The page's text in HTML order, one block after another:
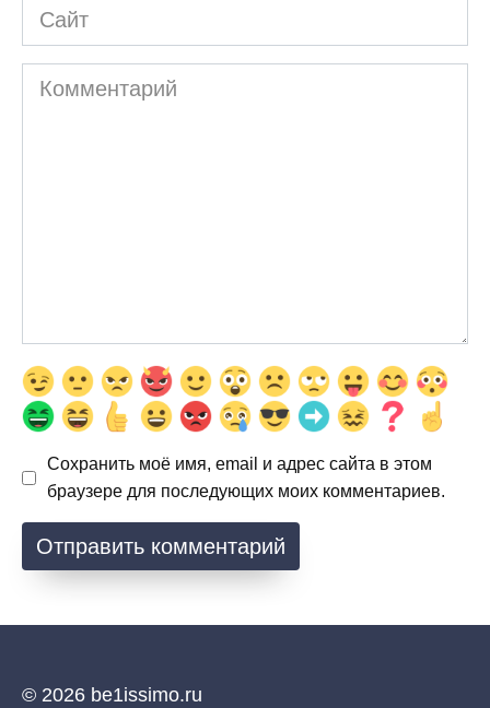
Сайт
Комментарий
Сохранить моё имя, email и адрес сайта в этом
браузере для последующих моих комментариев.
© 2026 be1issimo.ru